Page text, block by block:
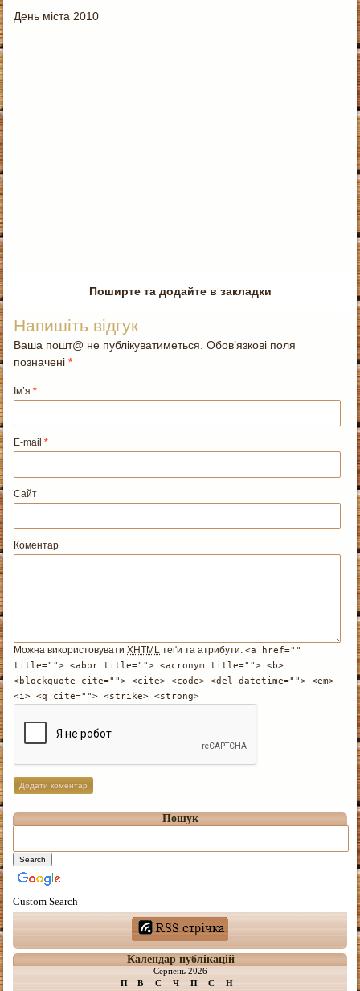
День міста 2010
Поширте та додайте в закладки
Напишіть відгук
Ваша пошт@ не публікуватиметься. Обов’язкові поля
позначені*
Ім’я*
E-mail*
Сайт
Коментар
Можна використовуватиXHTML теґи та атрибути:<a href=""
title=""> <abbr title=""> <acronym title=""> <b>
<blockquote cite=""> <cite> <code> <del datetime=""> <em>
<i> <q cite=""> <strike> <strong>
Пошук
Custom Search
Календар публікацій
Серпень 2026
П
В С Ч П С Н